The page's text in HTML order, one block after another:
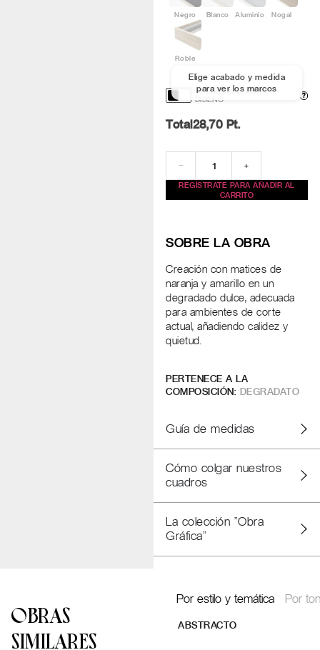
PERSONALIZACIÓN Y
DISEÑO
?
Negro Blanco Aluminio Nogal
Roble
Elige acabado y medida
para ver los marcos
Total28,70 Pt.
− +
REGÍSTRATE PARA AÑADIR AL
CARRITO
SOBRE LA OBRA
Creación con matices de
naranja y amarillo en un
degradado dulce, adecuada
para ambientes de corte
actual, añadiendo calidez y
quietud.
PERTENECE A LA
COMPOSICIÓN: DEGRADATO
Guía de medidas
Cómo colgar nuestros
cuadros
La colección "Obra
Gráfica"
OBRAS
SIMILARES
Por estilo y temática Por
ABSTRACTO